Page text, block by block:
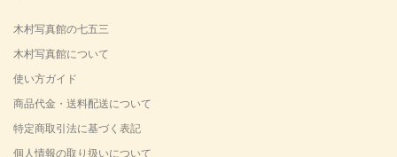
木村写真館の七五三
木村写真館について
使い方ガイド
商品代金・送料配送について
特定商取引法に基づく表記
個人情報の取り扱いについて